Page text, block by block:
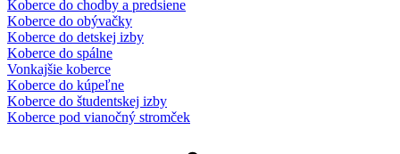
Koberce do chodby a predsiene
Koberce do obývačky
Koberce do detskej izby
Koberce do spálne
Vonkajšie koberce
Koberce do kúpeľne
Koberce do študentskej izby
Koberce pod vianočný stromček